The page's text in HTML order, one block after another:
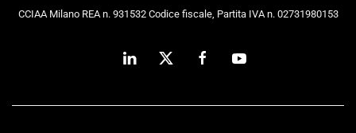
CCIAA Milano REA n. 931532 Codice fiscale, Partita IVA n. 02731980153